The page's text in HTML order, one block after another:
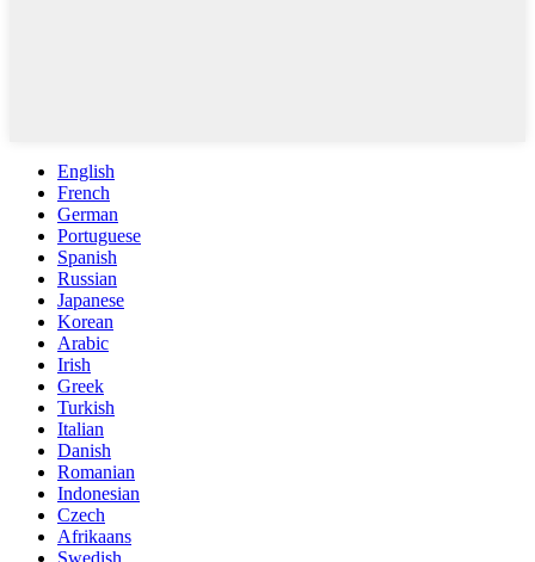
English
French
German
Portuguese
Spanish
Russian
Japanese
Korean
Arabic
Irish
Greek
Turkish
Italian
Danish
Romanian
Indonesian
Czech
Afrikaans
Swedish